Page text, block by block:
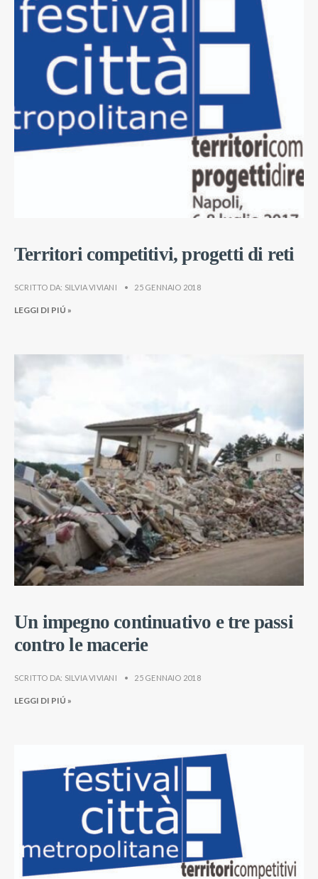
Territori competitivi, progetti di reti
SCRITTO DA: SILVIA VIVIANI • 25 GENNAIO 2018
LEGGI DI PIÚ »
Un impegno continuativo e tre passi
contro le macerie
SCRITTO DA: SILVIA VIVIANI • 25 GENNAIO 2018
LEGGI DI PIÚ »